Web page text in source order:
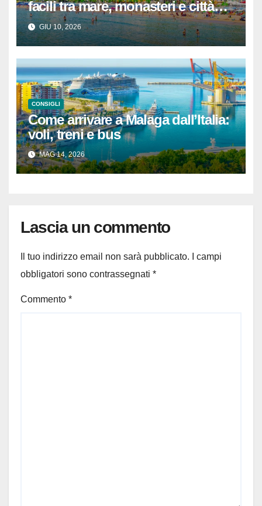
facili tra mare, monasteri e città
catalane (con tempi reali e itinerari
pronti)
GIU 10, 2026
CONSIGLI
Come arrivare a Malaga dall’Italia:
voli, treni e bus
MAG 14, 2026
Lascia un commento
Il tuo indirizzo email non sarà pubblicato.
I campi
obbligatori sono contrassegnati *
Commento *